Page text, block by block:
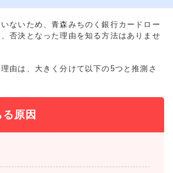
ないため、青森みちのく銀行カードロー
否決となった理由を知る方法はありませ
由は、大きく分けて以下の5つと推測さ
原因